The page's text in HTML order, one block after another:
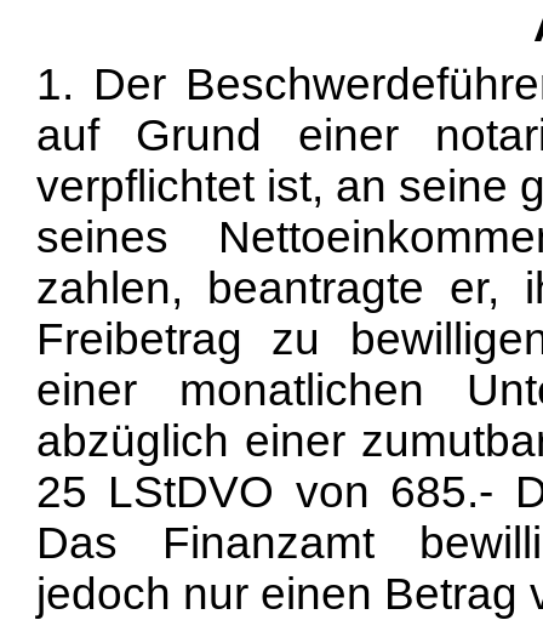
1. Der
auf Grund einer
verpflichtet ist, an seine
seines
zahlen, beantragte er,
Freibetrag zu
einer monatlichen
abzüglich einer
25 LStDVO von 685.-
Das Finanzamt
jedoch nur einen Betrag